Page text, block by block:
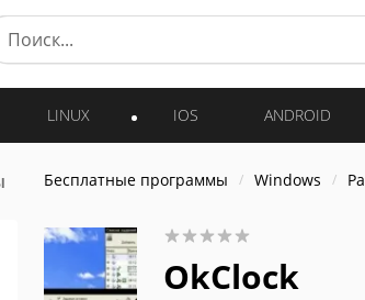
LINUX IOS ANDROID
Бесплатные программы Windows
OkClock